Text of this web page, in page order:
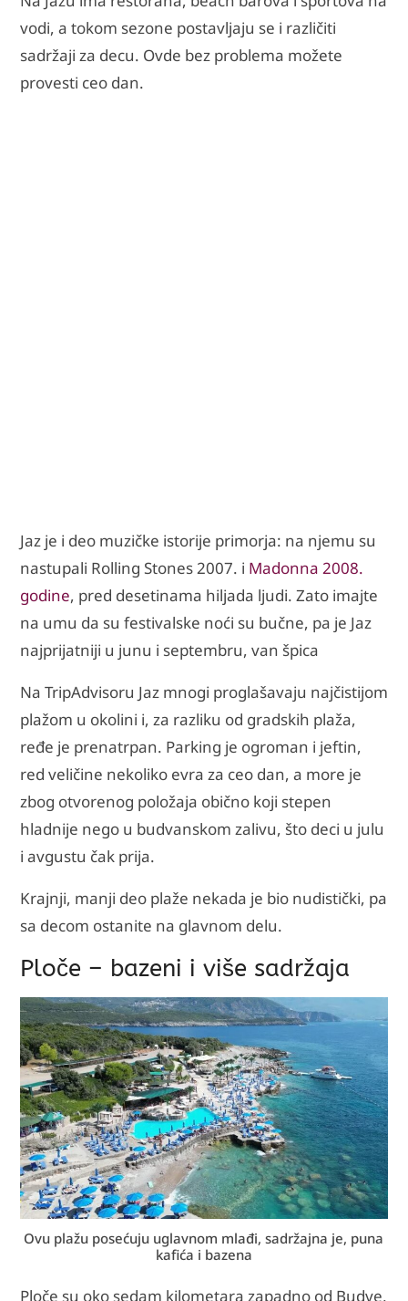
vodi, a tokom sezone postavljaju se i različiti
sadržaji za decu. Ovde bez problema možete
provesti ceo dan.
Jaz je i deo muzičke istorije primorja: na njemu su
nastupali Rolling Stones 2007. i Madonna 2008.
godine, pred desetinama hiljada ljudi. Zato imajte
na umu da su festivalske noći su bučne, pa je Jaz
najprijatniji u junu i septembru, van špica
Na TripAdvisoru Jaz mnogi proglašavaju najčistijom
plažom u okolini i, za razliku od gradskih plaža,
ređe je prenatrpan. Parking je ogroman i jeftin,
red veličine nekoliko evra za ceo dan, a more je
zbog otvorenog položaja obično koji stepen
hladnije nego u budvanskom zalivu, što deci u julu
i avgustu čak prija.
Krajnji, manji deo plaže nekada je bio nudistički, pa
sa decom ostanite na glavnom delu.
Ploče – bazeni i više sadržaja
Ovu plažu posećuju uglavnom mlađi, sadržajna je, puna
kafića i bazena
Ploče su oko sedam kilometara zapadno od Budve,